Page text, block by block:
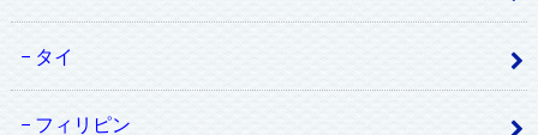
タイ
フィリピン